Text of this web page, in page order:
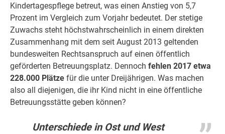
Kindertagespflege betreut, was einen Anstieg von 5,7
Prozent im Vergleich zum Vorjahr bedeutet. Der stetige
Zuwachs steht höchstwahrscheinlich in einem direkten
Zusammenhang mit dem seit August 2013 geltenden
bundesweiten Rechtsanspruch auf einen öffentlich
geförderten Betreuungsplatz. Dennoch fehlen 2017 etwa
228.000 Plätze für die unter Dreijährigen. Was machen
also all diejenigen, die ihr Kind nicht in eine öffentliche
Betreuungsstätte geben können?
Unterschiede in Ost und West